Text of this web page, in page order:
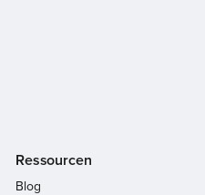
Ressourcen
Blog